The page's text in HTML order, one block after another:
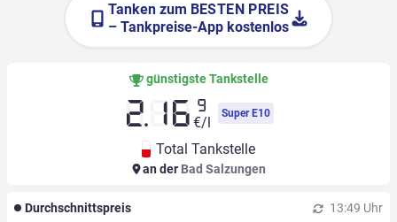
Tanken zum BESTEN PREIS
– Tankpreise-App kostenlos
günstigste Tankstelle
2.16 9
€/l
Super E10
Total Tankstelle
an der Bad Salzungen
Durchschnittspreis 13:49 Uhr